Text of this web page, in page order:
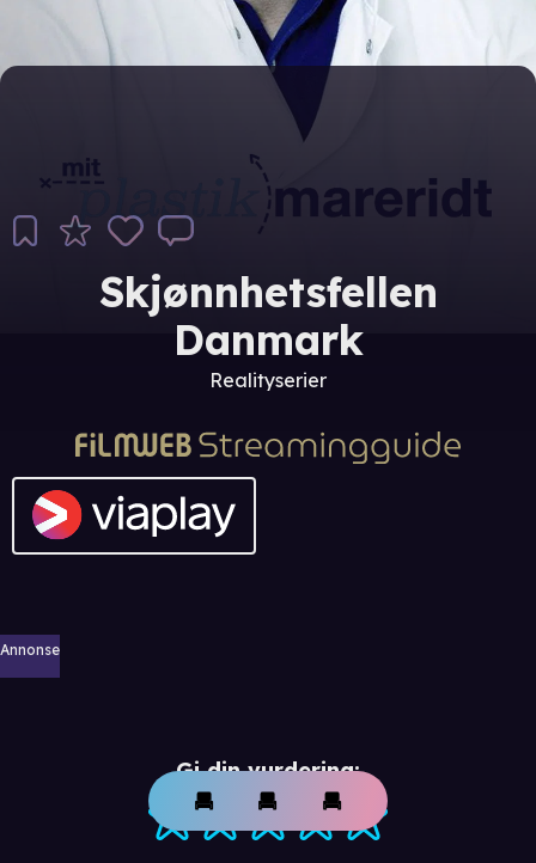
Skjønnhetsfellen
Danmark
Realityserier
Annonse
Gi din vurdering: